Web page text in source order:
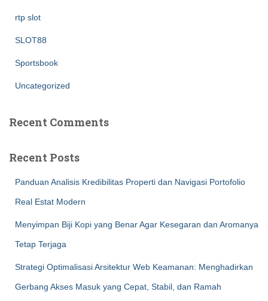
rtp slot
SLOT88
Sportsbook
Uncategorized
Recent Comments
Recent Posts
Panduan Analisis Kredibilitas Properti dan Navigasi Portofolio
Real Estat Modern
Menyimpan Biji Kopi yang Benar Agar Kesegaran dan Aromanya
Tetap Terjaga
Strategi Optimalisasi Arsitektur Web Keamanan: Menghadirkan
Gerbang Akses Masuk yang Cepat, Stabil, dan Ramah